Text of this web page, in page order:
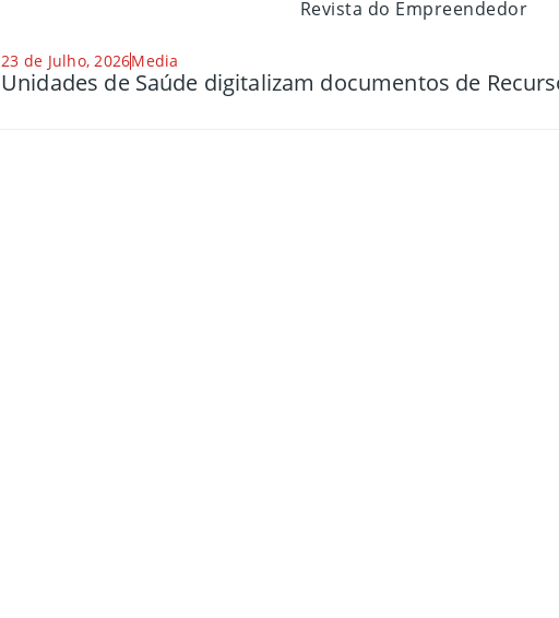
23 de Julho, 2026Media
Unidades de Saúde digitalizam documentos de